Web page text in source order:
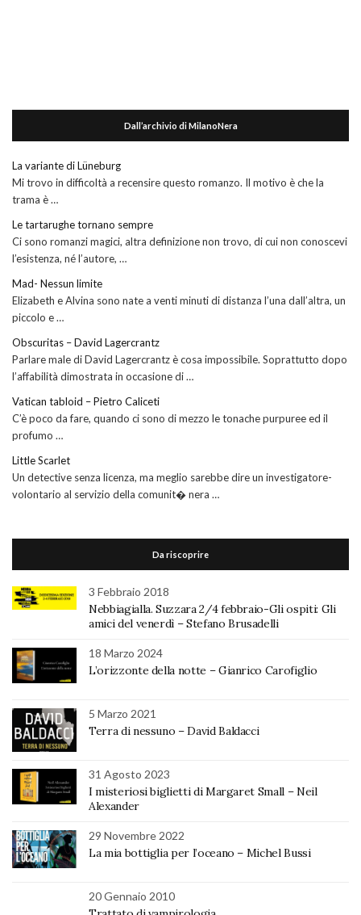
Dall’archivio di MilanoNera
La variante di Lüneburg
Mi trovo in difficoltà a recensire questo romanzo. Il motivo è che la
trama è …
Le tartarughe tornano sempre
Ci sono romanzi magici, altra definizione non trovo, di cui non conoscevi
l’esistenza, né l’autore, …
Mad- Nessun limite
Elizabeth e Alvina sono nate a venti minuti di distanza l’una dall’altra, un
piccolo e …
Obscuritas – David Lagercrantz
Parlare male di David Lagercrantz è cosa impossibile. Soprattutto dopo
l’affabilità dimostrata in occasione di …
Vatican tabloid – Pietro Caliceti
C’è poco da fare, quando ci sono di mezzo le tonache purpuree ed il
profumo …
Little Scarlet
Un detective senza licenza, ma meglio sarebbe dire un investigatore-
volontario al servizio della comunit� nera …
Da riscoprire
3 Febbraio 2018
Nebbiagialla. Suzzara 2/4 febbraio-Gli ospiti: Gli
amici del venerdì – Stefano Brusadelli
18 Marzo 2024
L’orizzonte della notte – Gianrico Carofiglio
5 Marzo 2021
Terra di nessuno – David Baldacci
31 Agosto 2023
I misteriosi biglietti di Margaret Small – Neil
Alexander
29 Novembre 2022
La mia bottiglia per l’oceano – Michel Bussi
20 Gennaio 2010